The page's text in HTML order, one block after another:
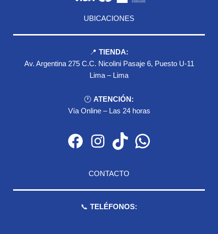
UBICACIONES
📍 TIENDA:
Av. Argentina 275 C.C. Nicolini Pasaje 6, Puesto U-11
Lima – Lima
🕐 ATENCIÓN:
Vía Online – Las 24 horas
Facebook Instagram TikTok WhatsApp
CONTACTO
📞 TELÉFONOS: